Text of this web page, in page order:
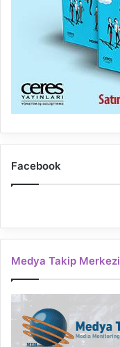
Facebook
Medya Takip Merkezi